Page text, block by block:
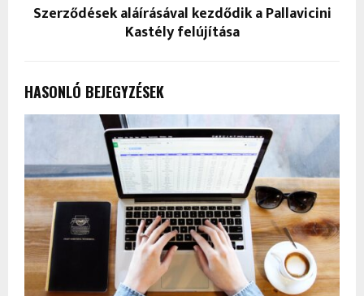
Szerződések aláírásával kezdődik a Pallavicini
Kastély felújítása
HASONLÓ BEJEGYZÉSEK